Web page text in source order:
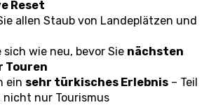
Reset
allen Staub von Landeplätzen und
sich wie neu, bevor Sie nächsten
Touren
ein sehr türkisches Erlebnis – Teil
nicht nur Tourismus